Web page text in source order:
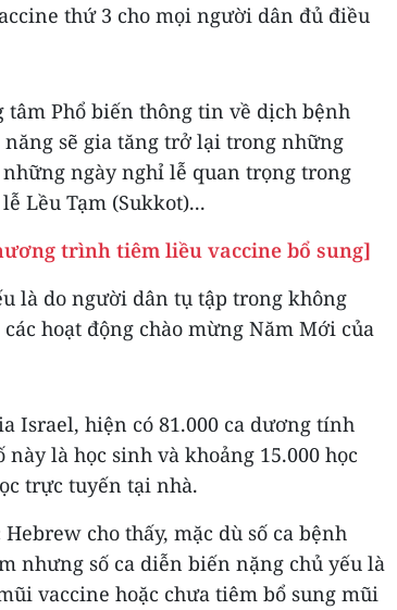
thứ 3 cho mọi người dân đủ điều
Phổ biến thông tin về dịch bệnh
năng sẽ gia tăng trở lại trong những
ngày nghỉ lễ quan trọng trong
Lều Tạm (Sukkot)...
trình tiêm liều vaccine bổ sung]
là do người dân tụ tập trong không
hoạt động chào mừng Năm Mới của
Israel, hiện có 81.000 ca dương tính
là học sinh và khoảng 15.000 học
trực tuyến tại nhà.
cho thấy, mặc dù số ca bệnh
nhưng số ca diễn biến nặng chủ yếu là
vaccine hoặc chưa tiêm bổ sung mũi